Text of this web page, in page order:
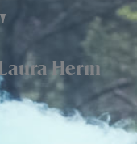
Herm